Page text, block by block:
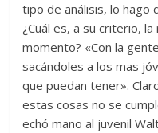
tipo de análisis, lo hago
¿Cuál es, a su criterio,
momento? «Con la
sacándoles a los mas
que puedan tener».
estas cosas no se
echó mano al juvenil